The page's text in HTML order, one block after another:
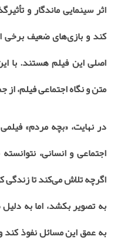
اثر سینمایی ماندگار و
کند و بازی‌های ضعیف برخی
اصلی این فیلم هستند. با
متن و نگاه اجتماعی فیلم،
در نهایت، «بچه مردم»
اجتماعی و انسانی،
اگرچه تلاش می‌کند تا
به تصویر بکشد، اما به
به عمق این مسائل نفوذ